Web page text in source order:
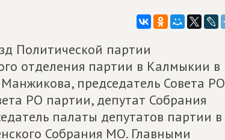
Политической партии
отделения партии в Калмыкии в
председатель Совета РО
РО партии, депутат Собрания
палаты депутатов партии в
Собрания МО. Главными